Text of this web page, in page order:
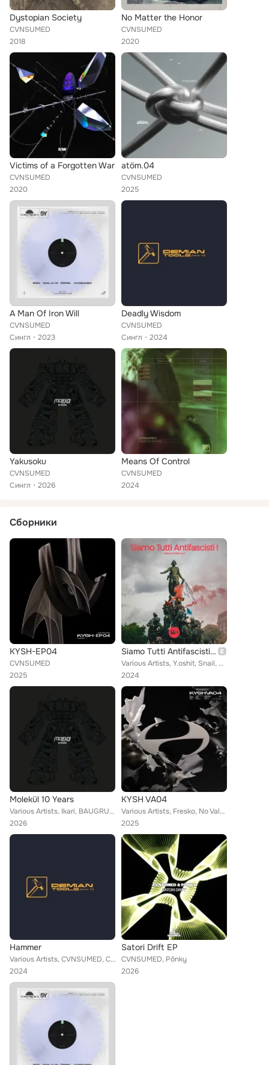
Dystopian Society
CVNSUMED
2018
No Matter the Honor
CVNSUMED
2020
Victims of a Forgotten War
CVNSUMED
2020
atöm.04
CVNSUMED
2025
A Man Of Iron Will
CVNSUMED
Сингл
2023
Deadly Wisdom
CVNSUMED
Сингл
2024
Yakusoku
CVNSUMED
Сингл
2026
Means Of Control
CVNSUMED
2024
Сборники
KYSH-EP04
CVNSUMED
2025
Siamo Tutti Antifascisti, Vol. I
Various Artists, Y.oshit, Snail, Rehcorb, Monsieur Nobody, VOST, Yenkov, Valise, Opäk, HI ROSIE, LAZE, Bernadette, ICI MTN, Tang...
2024
Molekül 10 Years
Various Artists, Ikari, BAUGRUPPE90, Fresko, Zisko, MZA, Fran LF, BENZA, Random Order, Beau Didier, Hemka, Seigg, JKS, CVNSUMED,...
2026
KYSH VA04
Various Artists, Fresko, No Valentia, Marc Faenger, SVNX, FANK, Tsukuyomi, Measure Divide, Bours?, AK1, CVNSUMED, HUJUS, Kaltblu...
2025
Hammer
Various Artists, CVNSUMED, Catartsis, Androm, ANIMA (EX) SANA, Ōtone
2024
Satori Drift EP
CVNSUMED, Pōnky
2026